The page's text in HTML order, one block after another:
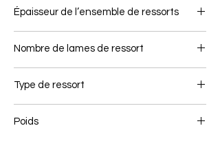
Épaisseur de l’ensemble de ressorts
Nombre de lames de ressort
Type de ressort
Poids